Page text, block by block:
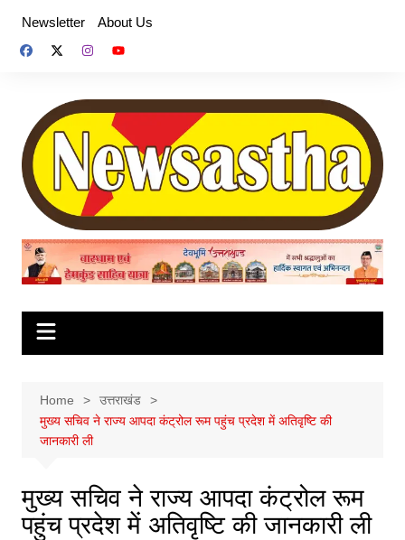
content
Newsletter About Us
Home
उत्तराखंड
मुख्य सचिव ने राज्य आपदा कंट्रोल रूम पहुंच प्रदेश में अतिवृष्टि की
जानकारी ली
मुख्य सचिव ने राज्य आपदा कंट्रोल रूम
पहुंच प्रदेश में अतिवृष्टि की जानकारी ली